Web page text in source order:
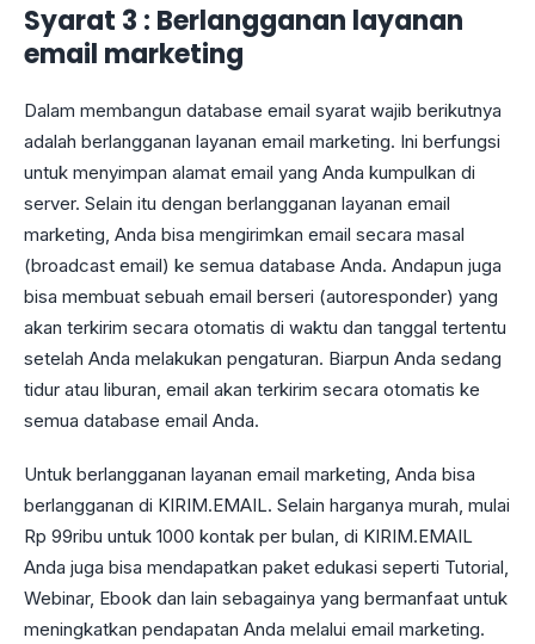
Syarat 3 : Berlangganan layanan
email marketing
Dalam membangun database email syarat wajib berikutnya
adalah berlangganan layanan email marketing. Ini berfungsi
untuk menyimpan alamat email yang Anda kumpulkan di
server. Selain itu dengan berlangganan layanan email
marketing, Anda bisa mengirimkan email secara masal
(broadcast email) ke semua database Anda. Andapun juga
bisa membuat sebuah email berseri (autoresponder) yang
akan terkirim secara otomatis di waktu dan tanggal tertentu
setelah Anda melakukan pengaturan. Biarpun Anda sedang
tidur atau liburan, email akan terkirim secara otomatis ke
semua database email Anda.
Untuk berlangganan layanan email marketing, Anda bisa
berlangganan di KIRIM.EMAIL. Selain harganya murah, mulai
Rp 99ribu untuk 1000 kontak per bulan, di KIRIM.EMAIL
Anda juga bisa mendapatkan paket edukasi seperti Tutorial,
Webinar, Ebook dan lain sebagainya yang bermanfaat untuk
meningkatkan pendapatan Anda melalui email marketing.